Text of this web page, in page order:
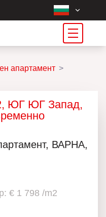
апартамент
ЮГ ЮГ Запад,
ВАРНА,
€ 1 798 /m2